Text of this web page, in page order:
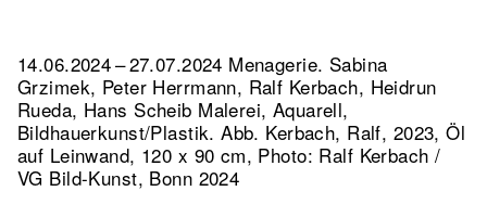
14.06.2024 – 27.07.2024 Menagerie. Sabina
Grzimek, Peter Herrmann, Ralf Kerbach, Heidrun
Rueda, Hans Scheib Malerei, Aquarell,
Bildhauerkunst/Plastik.Abb. Kerbach, Ralf, 2023, Öl
auf Leinwand, 120 x 90 cm, Photo: Ralf Kerbach /
VG Bild-Kunst, Bonn 2024